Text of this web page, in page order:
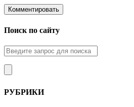
Поиск по сайту
РУБРИКИ